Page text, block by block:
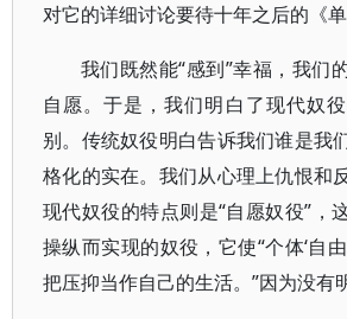
对它的详细讨论要待十年之后的《单
我们既然能“感到”幸福，我们
自愿。于是，我们明白了现代奴
别。传统奴役明白告诉我们谁是我
格化的实在。我们从心理上仇恨和
现代奴役的特点则是“自愿奴役”，
操纵而实现的奴役，它使“个体‘自
把压抑当作自己的生活。”因为没有